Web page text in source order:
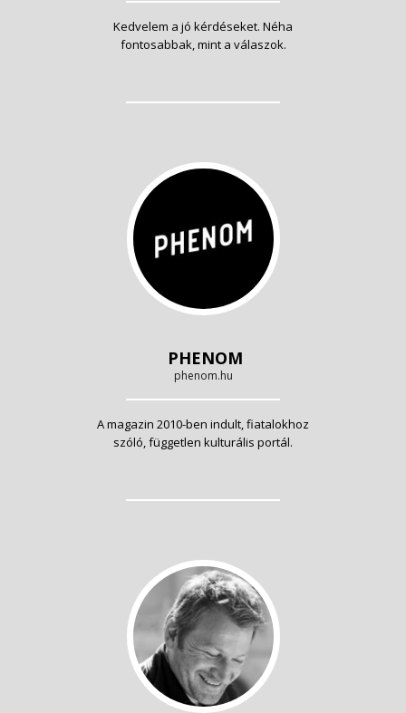
Kedvelem a jó kérdéseket. Néha
fontosabbak, mint a válaszok.
PHENOM
phenom.hu
A magazin 2010-ben indult, fiatalokhoz
szóló, független kulturális portál.